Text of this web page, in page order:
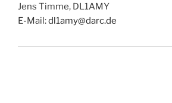
Jens Timme, DL1AMY
E-Mail:dl1amy@darc.de